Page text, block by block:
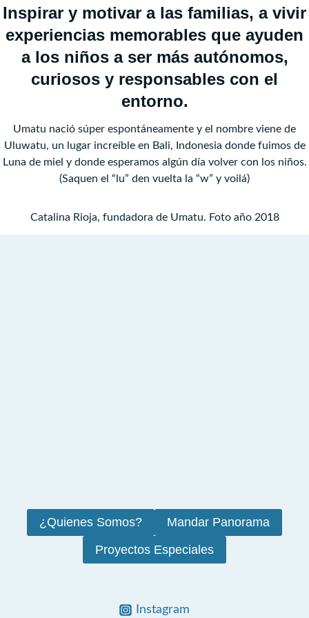
Inspirar y motivar a las familias, a vivir
experiencias memorables que ayuden
a los niños a ser más autónomos,
curiosos y responsables con el
entorno.
Umatu nació súper espontáneamente y el nombre viene de
Uluwatu, un lugar increíble en Bali, Indonesia donde fuimos de
Luna de miel y donde esperamos algún día volver con los niños.
(Saquen el “lu” den vuelta la “w” y voilá)
Catalina Rioja, fundadora de Umatu. Foto año 2018
¿Quienes Somos?
Mandar Panorama
Proyectos Especiales
Instagram